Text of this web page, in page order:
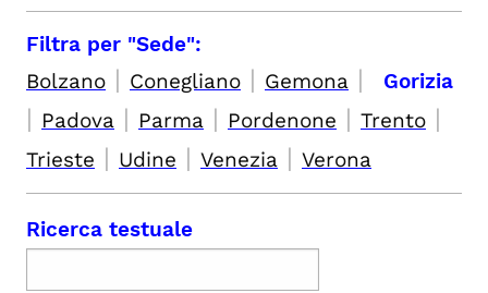
Filtra per "Sede":
Bolzano | Conegliano | Gemona | Gorizia
| Padova | Parma | Pordenone | Trento |
Trieste | Udine | Venezia | Verona
Ricerca testuale